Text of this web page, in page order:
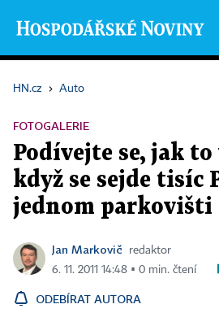
HN.cz › Auto
FOTOGALERIE
Podívejte se, jak to
když se sejde tisíc
jednom parkovišti
Jan Markovič
redaktor
6. 11. 2011 14:48 ▪ 0 min. čtení
ODEBÍRAT AUTORA